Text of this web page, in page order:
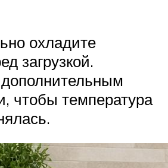
охладите
загрузкой.
чтобы температура